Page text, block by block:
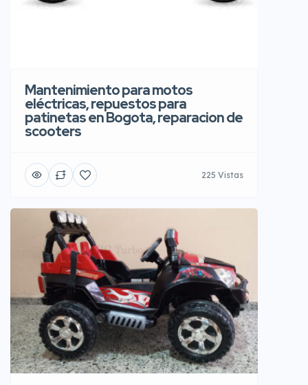
Mantenimiento para motos
eléctricas, repuestos para
patinetas en Bogota, reparacion de
scooters
225 Vistas